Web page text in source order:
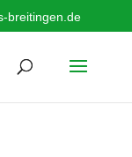
breitingen.de